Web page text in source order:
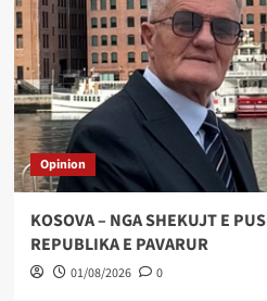
Opinion
KOSOVA – NGA SHEKUJT E
REPUBLIKA E PAVARUR
01/08/2026 0